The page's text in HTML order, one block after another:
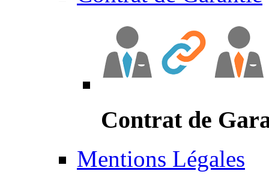
Contrat de
Mentions Légales